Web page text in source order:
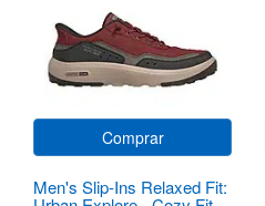
Comprar
Men's Slip-Ins Relaxed Fit: